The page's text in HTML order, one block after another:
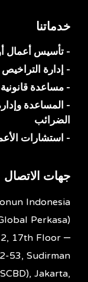
خدماتنا
- تأسيس أعمال
- إدارة التراخيص
- مساعدة قانونية
- المساعدة
الضرائب
- استشارات
جهات الاتصال
Indonesia
(PT Hibra Global Perkasa)
17th Floor –
53, Sudirman
Jakarta,